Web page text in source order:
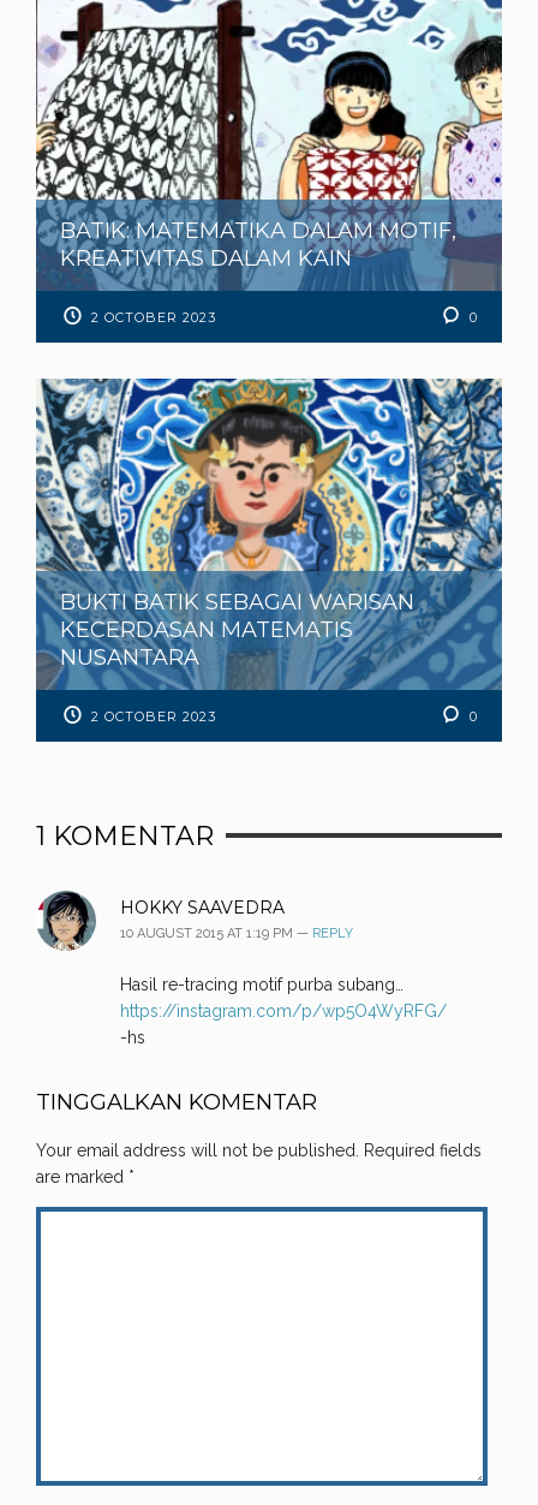
BATIK: MATEMATIKA DALAM MOTIF,
KREATIVITAS DALAM KAIN
2 OCTOBER 2023 0
BUKTI BATIK SEBAGAI WARISAN
KECERDASAN MATEMATIS
NUSANTARA
2 OCTOBER 2023 0
1 KOMENTAR
HOKKY SAAVEDRA
10 AUGUST 2015 AT 1:19 PM — REPLY
Hasil re-tracing motif purba subang…
https://instagram.com/p/wp5O4WyRFG/
-hs
TINGGALKAN KOMENTAR
Your email address will not be published.
Required fields
are marked *